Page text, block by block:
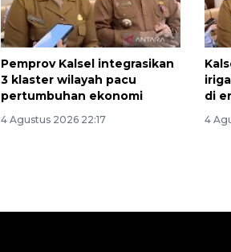
Pemprov Kalsel integrasikan
3 klaster wilayah pacu
pertumbuhan ekonomi
4 Agustus 2026 22:17
di
4